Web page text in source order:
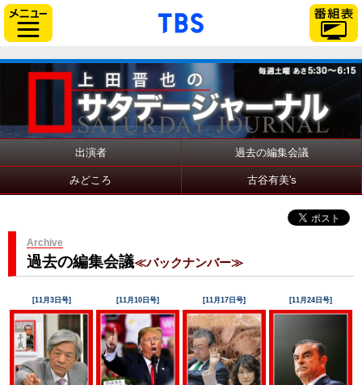
「TBSテレビ」トップ
出演者 過去の編集会議
みどころ 古谷有美's
Archive
過去の編集会議≪バックナンバー≫
[11月3日号] [11月10日号] [11月17日号] [11月24日号]